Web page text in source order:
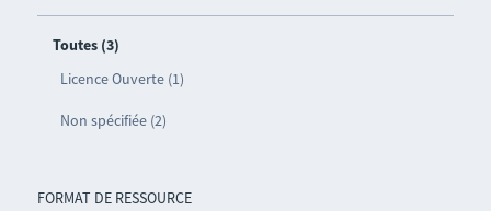
Toutes (3)
Licence Ouverte (1)
Non spécifiée (2)
FORMAT DE RESSOURCE